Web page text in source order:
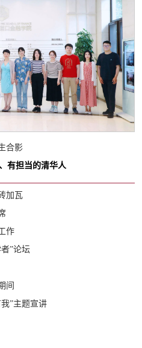
合影
有担当的清华人
加瓦
作
”论坛
间
”主题宣讲